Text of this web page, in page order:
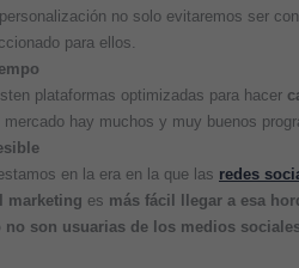
no solo evitaremos ser
para ellos.
plataformas optimizadas para hacer
hay muchos y muy buenos
en la era en la que las redes
marketing es más fácil llegar a esa
no son usuarias de los medios